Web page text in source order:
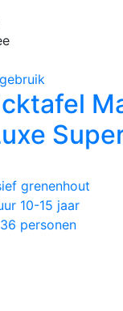
grenenhout
10-15 jaar
personen